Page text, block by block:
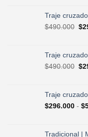
Traje
$490.000 El
$
Traje
$490.000 El
$
Traje
$296.000 - $
Tradicional |